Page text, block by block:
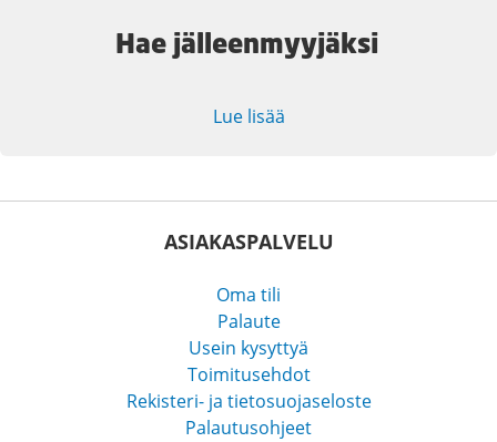
Hae jälleenmyyjäksi
Lue lisää
ASIAKASPALVELU
Oma tili
Palaute
Usein kysyttyä
Toimitusehdot
Rekisteri- ja tietosuojaseloste
Palautusohjeet